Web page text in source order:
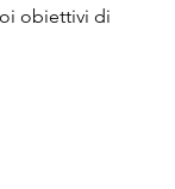
obiettivi di